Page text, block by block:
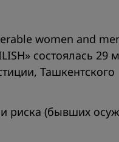
women and
состоялась 29
Ташкентского
риска (бывших